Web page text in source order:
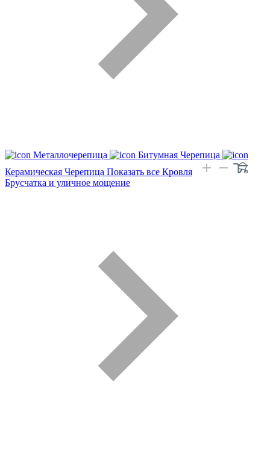
Металлочерепица
Битумная Черепица
Керамическая Черепица Показать все Кровля
Брусчатка и уличное мощение